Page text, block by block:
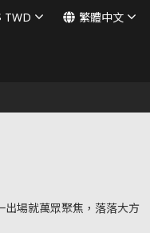
TWD 繁體中文
場就萬眾聚焦，落落大方